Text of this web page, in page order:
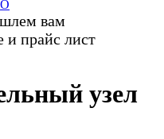
вам
и прайс лист
узел